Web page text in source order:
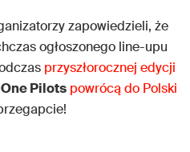
zapowiedzieli, że
ogłoszonego line-upu
przyszłorocznej edycji
Pilots powrócą do Polski